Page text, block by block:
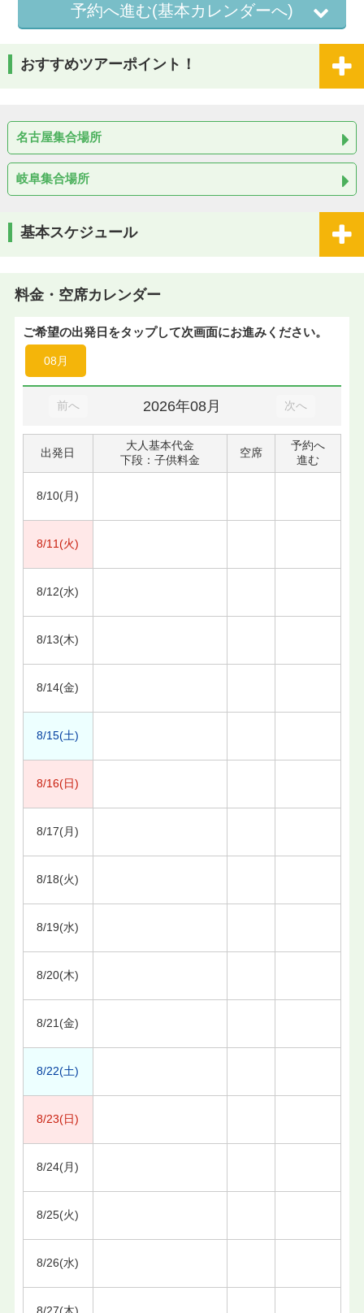
予約へ進む(基本カレンダーへ)
おすすめツアーポイント！
名古屋集合場所
岐阜集合場所
基本スケジュール
料金・空席カレンダー
ご希望の出発日をタップして次画面にお進みください。
08月
前へ 2026年08月 次へ
出発日
大人基本代金
下段：子供料金
空席
予約へ
進む
8/10(月)
8/11(火)
8/12(水)
8/13(木)
8/14(金)
8/15(土)
8/16(日)
8/17(月)
8/18(火)
8/19(水)
8/20(木)
8/21(金)
8/22(土)
8/23(日)
8/24(月)
8/25(火)
8/26(水)